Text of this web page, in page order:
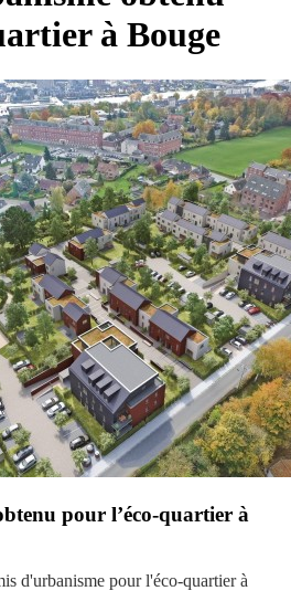
à Bouge
pour l’éco-quartier à
d'urbanisme pour l'éco-quartier à